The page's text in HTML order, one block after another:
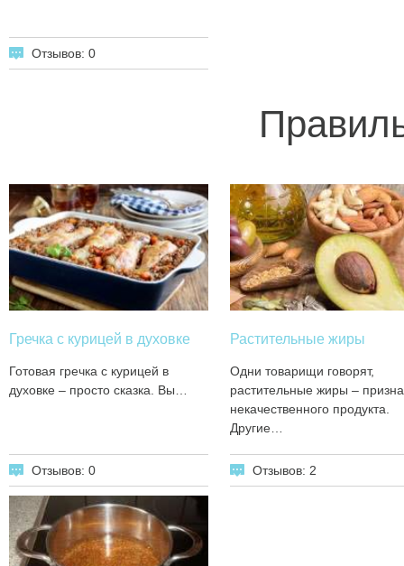
Отзывов: 0
Гречка с курицей в духовке
Готовая гречка с курицей в
духовке – просто сказка. Вы…
Отзывов: 0
Растительные жиры
Одни товарищи говорят,
растительные жиры –
некачественного продукта.
Другие…
Отзывов: 2